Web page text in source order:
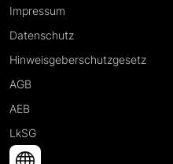
Impressum
Datenschutz
Hinweisgeberschutzgesetz
AGB
AEB
LkSG